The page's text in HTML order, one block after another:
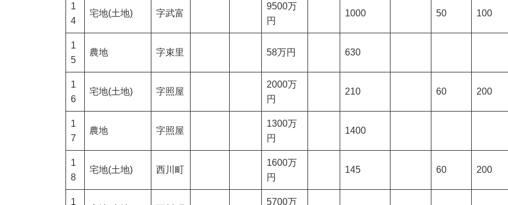
1
4
宅地(土地) 字武富
9500万
円
1000 50 100
1
5
農地 字束里 58万円 630
1
6
宅地(土地) 字照屋
2000万
円
210 60 200
1
7
農地 字照屋
1300万
円
1400
1
8
宅地(土地) 西川町
1600万
円
145 60 200
1
5700万